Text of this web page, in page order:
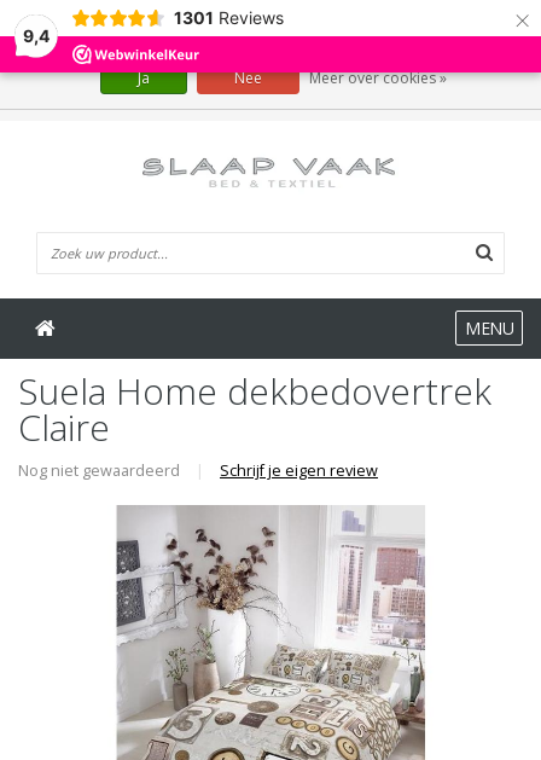
9,4
1301 Reviews ×
MENU
Suela Home dekbedovertrek
Claire
Nog niet gewaardeerd | Schrijf je eigen review
Wij slaan cookies op om onze website te verbeteren. Is dat akkoord?
Ja Nee Meer over cookies »